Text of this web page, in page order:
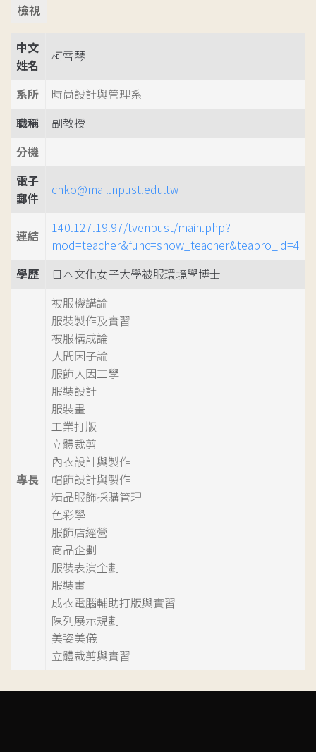
檢視
中文
姓名
柯雪琴
系所
時尚設計與管理系
職稱
副教授
分機
電子
郵件
chko@mail.npust.edu.tw
連結
140.127.19.97/tvenpust/main.php?
mod=teacher&func=show_teacher&teapro_id=4
學歷
日本文化女子大學被服環境學博士
專長
被服機講論
服裝製作及實習
被服構成論
人間因子論
服飾人因工學
服裝設計
服裝畫
工業打版
立體裁剪
內衣設計與製作
帽飾設計與製作
精品服飾採購管理
色彩學
服飾店經營
商品企劃
服裝表演企劃
服裝畫
成衣電腦輔助打版與實習
陳列展示規劃
美姿美儀
立體裁剪與實習